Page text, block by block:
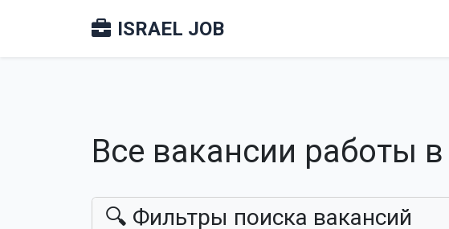
ISRAEL JOB
Все вакансии работы
🔍 Фильтры поиска вакансий